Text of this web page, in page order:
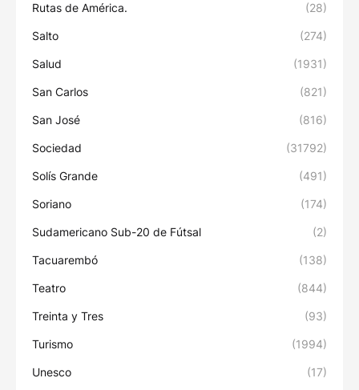
Rutas de América. (28)
Salto (274)
Salud (1931)
San Carlos (821)
San José (816)
Sociedad (31792)
Solís Grande (491)
Soriano (174)
Sudamericano Sub-20 de Fútsal (2)
Tacuarembó (138)
Teatro (844)
Treinta y Tres (93)
Turismo (1994)
Unesco (17)